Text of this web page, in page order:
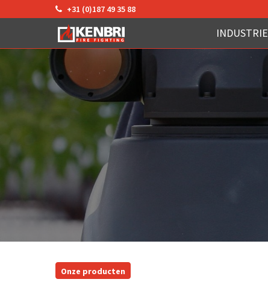
+31 (0)187 49 35 88
INDUSTRIE
Onze producten